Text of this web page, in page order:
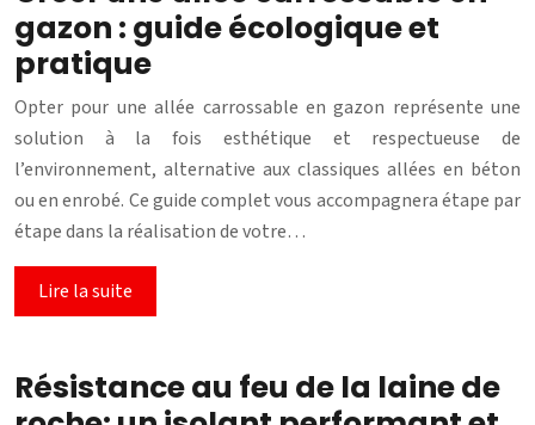
gazon : guide écologique et
pratique
Opter pour une allée carrossable en gazon représente une
solution à la fois esthétique et respectueuse de
l’environnement, alternative aux classiques allées en béton
ou en enrobé. Ce guide complet vous accompagnera étape par
étape dans la réalisation de votre…
Lire la suite
Résistance au feu de la laine de